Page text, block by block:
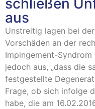
aus
Unstreitig lagen bei
Vorschäden an der
Impingement-
jedoch aus, „dass die
festgestellte
Frage, ob sich infolge
habe, die am